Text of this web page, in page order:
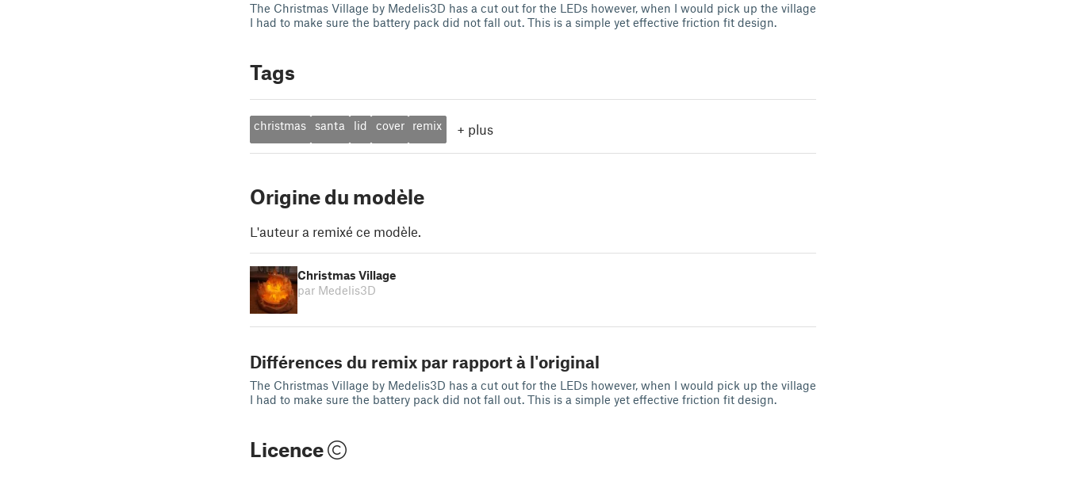
The Christmas Village by Medelis3D has a cut out for the LEDs however, when I would pick up the village
I had to make sure the battery pack did not fall out. This is a simple yet effective friction fit design.
Tags
christmas santa lid cover remix + plus
Origine du modèle
L'auteur a remixé ce modèle.
Christmas Village
par Medelis3D
Différences du remix par rapport à l'original
The Christmas Village by Medelis3D has a cut out for the LEDs however, when I would pick up the village
I had to make sure the battery pack did not fall out. This is a simple yet effective friction fit design.
Licence